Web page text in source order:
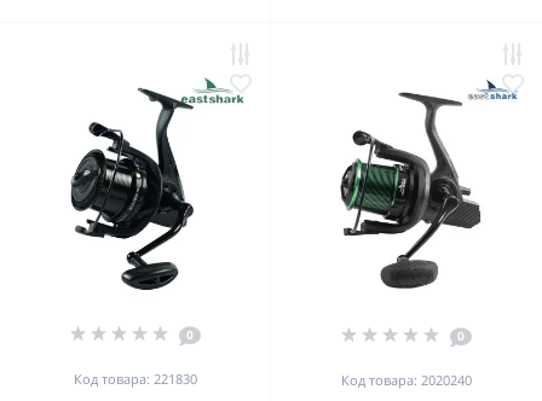
0
Код товара: 221830
0
Код товара: 2020240